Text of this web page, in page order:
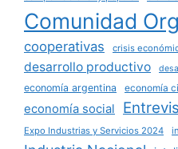
Comunidad
cooperativas crisis
desarrollo productivo
economía argentina economía
economía social
Expo Industrias y Servicios 2024